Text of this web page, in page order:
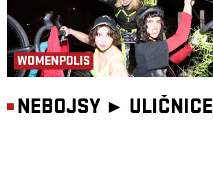
WOMENPOLIS
NEBOJSY ► ULIČNICE